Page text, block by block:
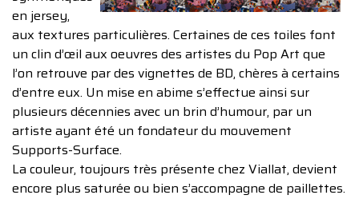
en jersey,
aux textures particulières. Certaines de ces toiles font
un clin d’œil aux oeuvres des artistes du Pop Art que
l’on retrouve par des vignettes de BD, chères à certains
d’entre eux. Un mise en abime s’effectue ainsi sur
plusieurs décennies avec un brin d’humour, par un
artiste ayant été un fondateur du mouvement
Supports-Surface.
La couleur, toujours très présente chez Viallat, devient
encore plus saturée ou bien s’accompagne de paillettes.